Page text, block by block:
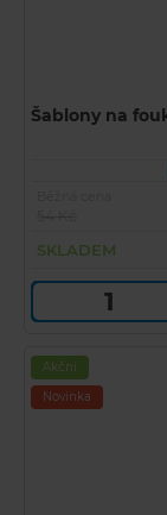
Šablony na
SKLADEM
Akční
Novinka